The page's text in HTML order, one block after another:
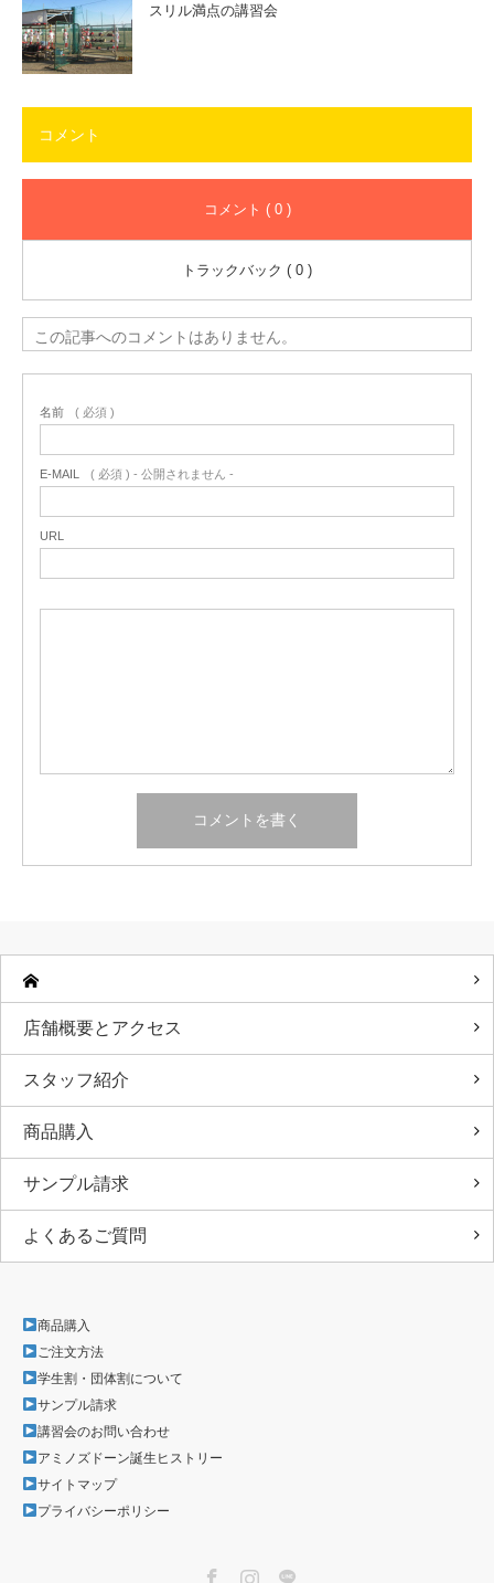
スリル満点の講習会
コメント
コメント ( 0 )
トラックバック ( 0 )
この記事へのコメントはありません。
名前 ( 必須 )
E-MAIL ( 必須 ) - 公開されません -
URL
店舗概要とアクセス
スタッフ紹介
商品購入
サンプル請求
よくあるご質問
商品購入
ご注文方法
学生割・団体割について
サンプル請求
講習会のお問い合わせ
アミノズドーン誕生ヒストリー
サイトマップ
プライバシーポリシー